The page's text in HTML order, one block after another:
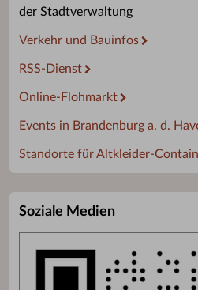
der Stadtverwaltung
Verkehr und Bauinfos
RSS-Dienst
Online-Flohmarkt
Events in Brandenburg a. d.
Standorte für Altkleider-
Soziale Medien